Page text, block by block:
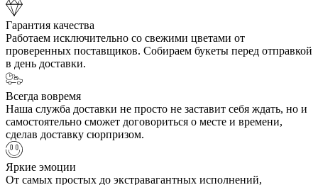
Гарантия качества
Работаем исключительно со свежими цветами от
проверенных поставщиков. Собираем букеты перед отправкой
в день доставки.
Всегда вовремя
Наша служба доставки не просто не заставит себя ждать, но и
самостоятельно сможет договориться о месте и времени,
сделав доставку сюрпризом.
Яркие эмоции
От самых простых до экстравагантных исполнений,